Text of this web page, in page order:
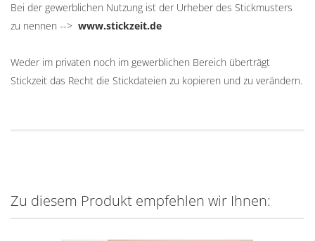
Bei der gewerblichen Nutzung ist der Urheber des Stickmusters
zu nennen --> www.stickzeit.de
Weder im privaten noch im gewerblichen Bereich überträgt
Stickzeit das Recht die Stickdateien zu kopieren und zu verändern.
Zu diesem Produkt empfehlen wir Ihnen: